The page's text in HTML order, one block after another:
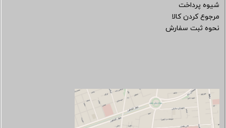
شیوه پرداخت
مرجوع کردن کالا
نحوه ثبت سفارش